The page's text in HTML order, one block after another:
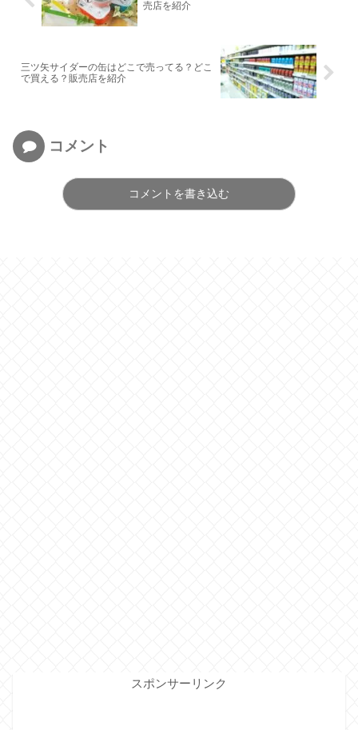
売店を紹介
三ツ矢サイダーの缶はどこで売ってる？どこ
で買える？販売店を紹介
コメント
コメントを書き込む
スポンサーリンク